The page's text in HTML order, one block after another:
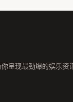
呈现最劲爆的娱乐资